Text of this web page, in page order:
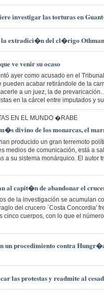
investigar las torturas en
la extradici�n del cl�rigo
ve venir su ocaso
ayer como acusado en el
pueden acabar retirándole de la
a un juez, la de
en la cárcel entre imputados y
EN EL MUNDO �RABE
divino de los monarcas, el
producido un gran terremoto
medios de comunicación, está a
a su sistema monárquico. El autor
al capit�n de abandonar el
de la investigación se acumulan
del crucero `Costa Concordia'
cinco cuerpos, con lo que el
un procedimiento contra
las protestas y readmite al